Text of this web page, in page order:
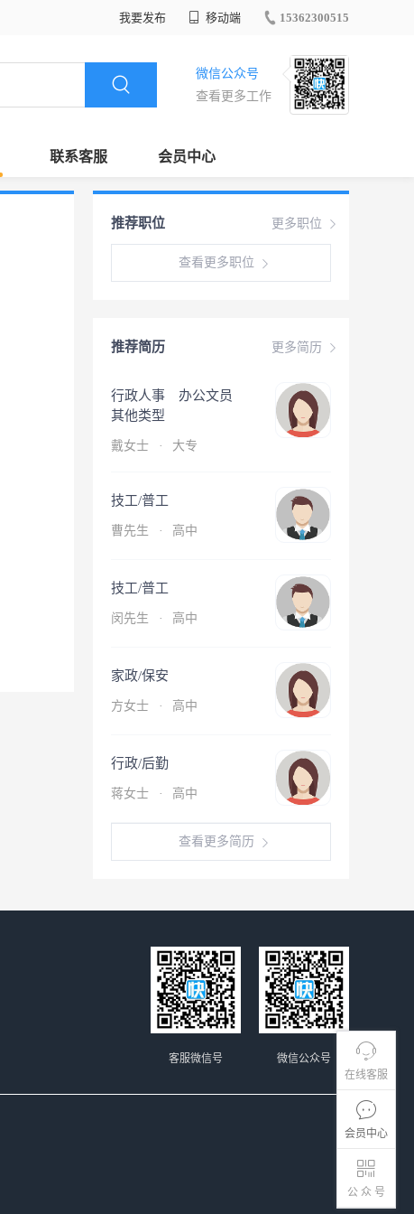
我要发布 移动端 15362300515
微信公众号
查看更多工作
联系客服 会员中心
在线客服
会员中心
公 众 号
更多职位
推荐职位
查看更多职位
更多简历
推荐简历
行政人事 办公文员
其他类型
戴女士 · 大专
技工/普工
曹先生 · 高中
技工/普工
闵先生 · 高中
家政/保安
方女士 · 高中
行政/后勤
蒋女士 · 高中
查看更多简历
微信公众号
客服微信号